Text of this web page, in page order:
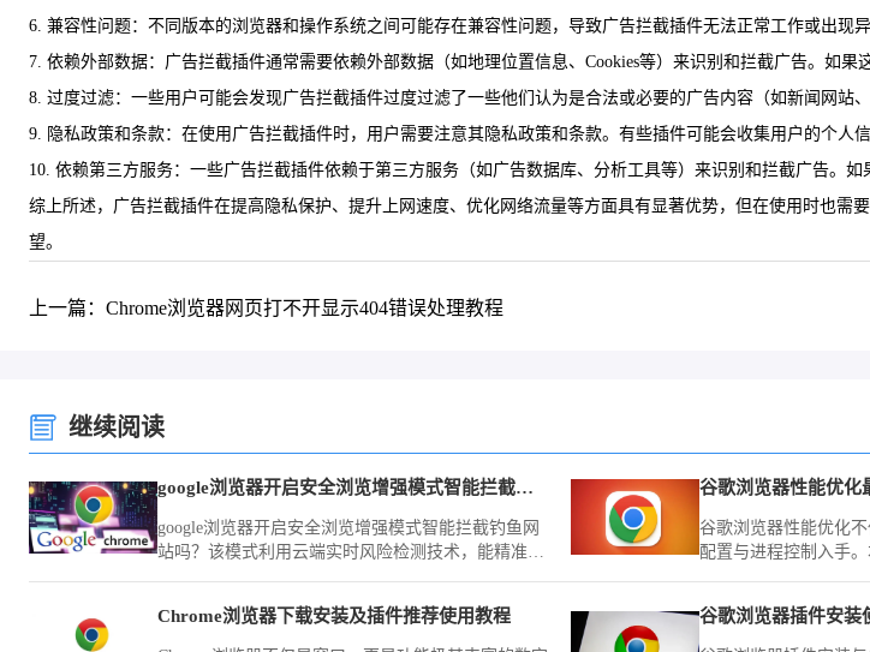
6. 兼容性问题：不同版本的浏览器和操作系统之间可能存在兼容性问题，导致广告拦截插件无法正常工作或出现异
7. 依赖外部数据：广告拦截插件通常需要依赖外部数据（如地理位置信息、Cookies等）来识别和拦截广告。如
8. 过度过滤：一些用户可能会发现广告拦截插件过度过滤了一些他们认为是合法或必要的广告内容（如新闻网站
9. 隐私政策和条款：在使用广告拦截插件时，用户需要注意其隐私政策和条款。有些插件可能会收集用户的个人
10. 依赖第三方服务：一些广告拦截插件依赖于第三方服务（如广告数据库、分析工具等）来识别和拦截广告。
综上所述，广告拦截插件在提高隐私保护、提升上网速度、优化网络流量等方面具有显著优势，但在使用时也
望。
上一篇：Chrome浏览器网页打不开显示404错误处理教程
继续阅读
google浏览器开启安全浏览增强模式智能拦截钓鱼网站吗
google浏览器开启安全浏览增强模式智能拦截钓鱼网
站吗？该模式利用云端实时风险检测技术，能精准识
谷歌浏览器性能优化
谷歌浏览器性能优化
配置与进程控制入手。
Chrome浏览器下载安装及插件推荐使用教程 谷歌浏览器插件安装